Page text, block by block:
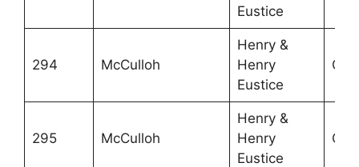
Eustice
294 McCulloh
Henry &
Henry
Eustice
295 McCulloh
Henry &
Henry
Eustice